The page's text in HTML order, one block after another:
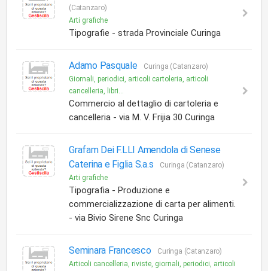
(Catanzaro)
Arti grafiche
Tipografie - strada Provinciale Curinga
Adamo Pasquale
Curinga (Catanzaro)
Giornali, periodici, articoli cartoleria, articoli
cancelleria, libri...
Commercio al dettaglio di cartoleria e
cancelleria - via M. V. Frijia 30 Curinga
Grafam Dei F.LLI Amendola di Senese
Caterina e Figlia S.a.s
Curinga (Catanzaro)
Arti grafiche
Tipografia - Produzione e
commercializzazione di carta per alimenti.
- via Bivio Sirene Snc Curinga
Seminara Francesco
Curinga (Catanzaro)
Articoli cancelleria, riviste, giornali, periodici, articoli